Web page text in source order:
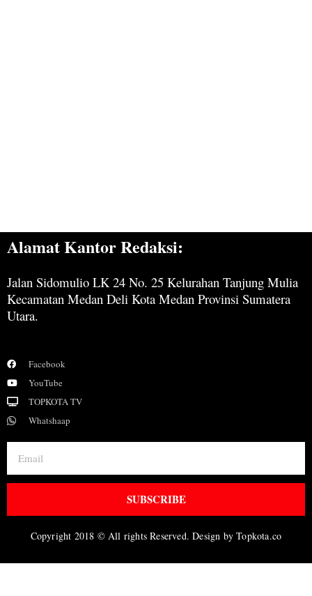
Alamat Kantor Redaksi:
Jalan Sidomulio LK 24 No. 25 Kelurahan Tanjung Mulia
Kecamatan Medan Deli Kota Medan Provinsi Sumatera
Utara.
Facebook
YouTube
TOPKOTA TV
Whatshaap
SUBSCRIBE
Copyright 2018 © All rights Reserved. Design by Topkota.co